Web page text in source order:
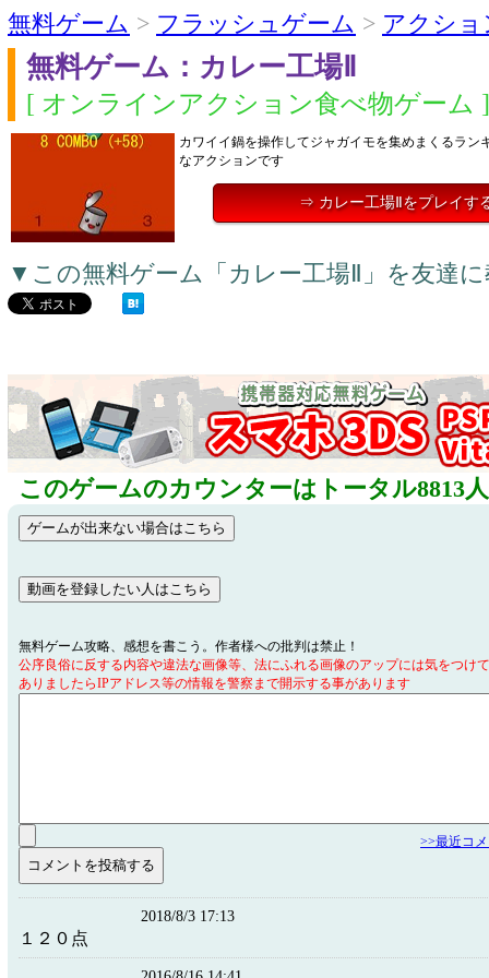
無料ゲーム > フラッシュゲーム > アクショ
無料ゲーム：カレー工場Ⅱ
[ オンラインアクション食べ物ゲーム ]
カワイイ鍋を操作してジャガイモを集めまくるラン
なアクションです
⇒ カレー工場Ⅱをプレイす
▼この無料ゲーム「カレー工場Ⅱ」を友達
このゲームのカウンターはトータル8813
無料ゲーム攻略、感想を書こう。作者様への批判は禁止！
公序良俗に反する内容や違法な画像等、法にふれる画像のアップには気をつけ
ありましたらIPアドレス等の情報を警察まで開示する事があります
>>最近コ
2018/8/3 17:13
１２０点